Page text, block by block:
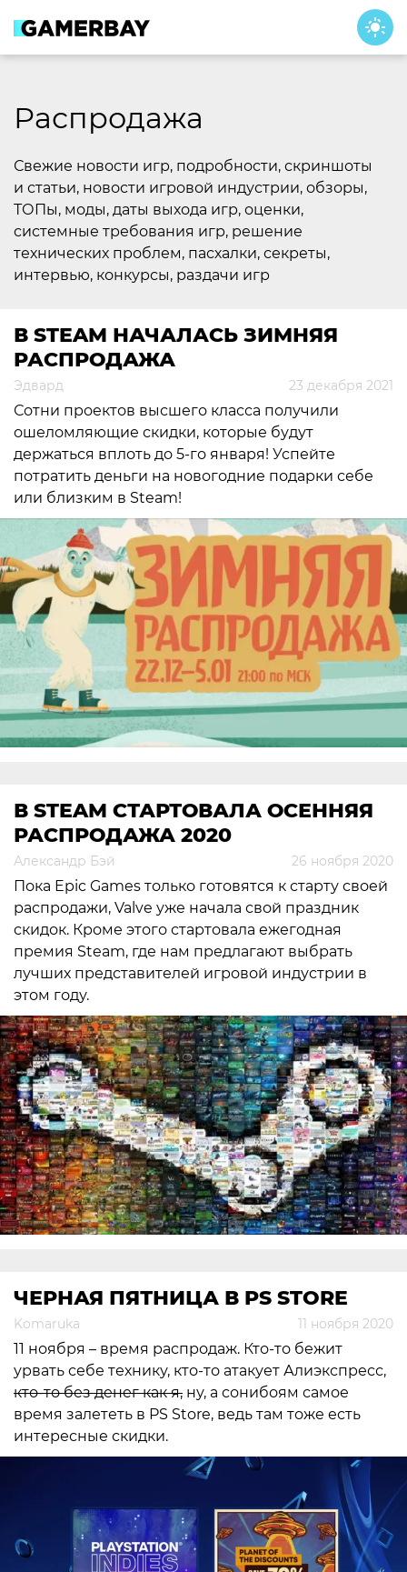
content
Распродажа
Свежие новости игр, подробности, скриншоты
и статьи, новости игровой индустрии, обзоры,
ТОПы, моды, даты выхода игр, оценки,
системные требования игр, решение
технических проблем, пасхалки, секреты,
интервью, конкурсы, раздачи игр
В STEAM НАЧАЛАСЬ ЗИМНЯЯ
РАСПРОДАЖА
Эдвард 23 декабря 2021
Сотни проектов высшего класса получили
ошеломляющие скидки, которые будут
держаться вплоть до 5-го января! Успейте
потратить деньги на новогодние подарки себе
или близким в Steam!
В STEAM СТАРТОВАЛА ОСЕННЯЯ
РАСПРОДАЖА 2020
Александр Бэй 26 ноября 2020
Пока Epic Games только готовятся к старту своей
распродажи, Valve уже начала свой праздник
скидок. Кроме этого стартовала ежегодная
премия Steam, где нам предлагают выбрать
лучших представителей игровой индустрии в
этом году.
ЧЕРНАЯ ПЯТНИЦА В PS STORE
Komaruka 11 ноября 2020
11 ноября – время распродаж. Кто-то бежит
урвать себе технику, кто-то атакует Алиэкспресс,
кто-то без денег как я, ну, а сонибоям самое
время залететь в PS Store, ведь там тоже есть
интересные скидки.